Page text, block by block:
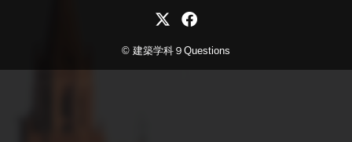
© 建築学科９Questions